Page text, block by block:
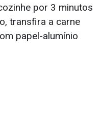
por 3 minutos
transfira a carne
papel-alumínio